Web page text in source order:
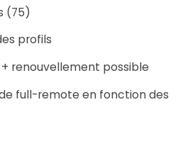
(75)
profils
+ renouvellement possible
full-remote en fonction des